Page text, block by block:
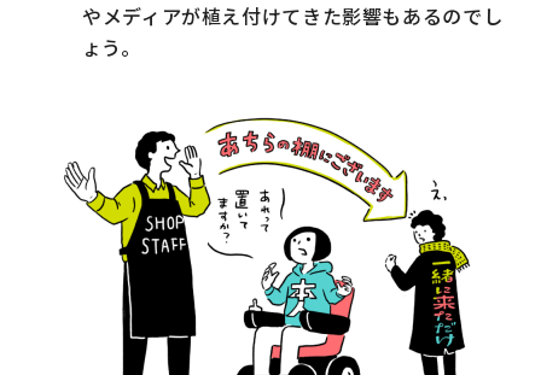
やメディアが植え付けてきた影響もあるのでし
ょう。